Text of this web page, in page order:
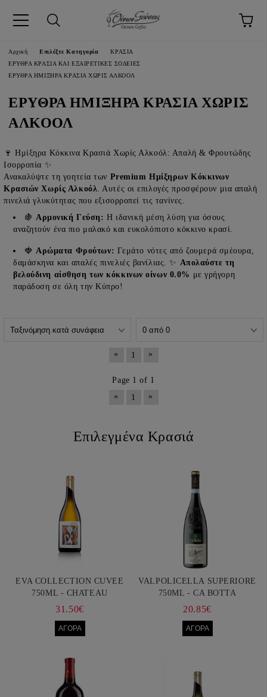
Αρχική Επιλέξτε Κατηγορία
ΚΡΑΣΙΑ
ΕΡΥΘΡΑ ΚΡΑΣΙΑ ΚΑΙ ΕΞΑΙΡΕΤΙΚΕΣ ΣΟΔΕΙΕΣ
ΕΡΥΘΡΑ ΗΜΙΞΗΡΑ ΚΡΑΣΙΑ ΧΩΡΙΣ ΑΛΚΟΟΛ
ΕΡΥΘΡΑ ΗΜΙΞΗΡΑ ΚΡΑΣΙΑ ΧΩΡΙΣ
ΑΛΚΟΟΛ
🍷 Ημίξηρα Κόκκινα Κρασιά Χωρίς Αλκοόλ: Απαλή & Φρουτώδης
Ισορροπία ✨
Ανακαλύψτε τη γοητεία των Premium Ημίξηρων Κόκκινων
Κρασιών Χωρίς Αλκοόλ. Αυτές οι επιλογές προσφέρουν μια απαλή
πινελιά γλυκύτητας που εξισορροπεί τις τανίνες.
🍇Αρμονική Γεύση: Η ιδανική μέση λύση για όσους
αναζητούν ένα πιο μαλακό και ευκολόπιοτο κόκκινο κρασί.
🍓Αρώματα Φρούτων: Γεμάτο νότες από ζουμερά σμέουρα,
δαμάσκηνα και απαλές πινελιές βανίλιας. ✨ Απολαύστε τη
βελούδινη αίσθηση των κόκκινων οίνων 0.0% με γρήγορη
παράδοση σε όλη την Κύπρο!
« 1 »
Page 1 of 1
«
1 »
Επιλεγμένα Κρασιά
EVA COLLECTION CUVEE
750ML - CHATEAU
BURGOZONE
31.50€
VALPOLICELLA SUPERIORE
750ML - CA BOTTA
20.85€